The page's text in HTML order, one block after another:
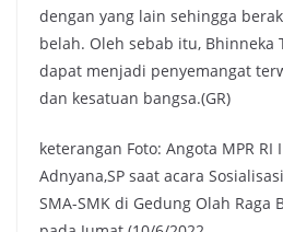
dengan yang lain sehingga
belah. Oleh sebab itu, Bhinneka
dapat menjadi penyemangat
dan kesatuan bangsa.(GR)
keterangan Foto: Angota MPR RI
Adnyana,SP saat acara
SMA-SMK di Gedung Olah Raga